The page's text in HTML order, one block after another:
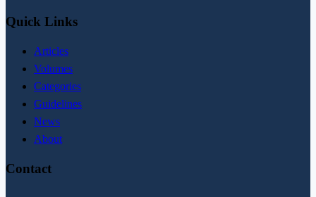
Quick Links
Articles
Volumes
Categories
Guidelines
News
About
Contact